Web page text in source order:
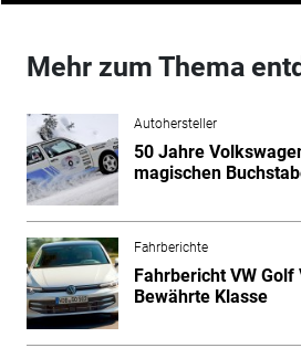
Mehr zum Thema
Autohersteller
50 Jahre
magischen
Fahrberichte
Fahrbericht VW
Bewährte Klasse